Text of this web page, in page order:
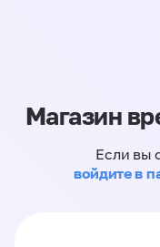
Магазин
Если вы
войдите в